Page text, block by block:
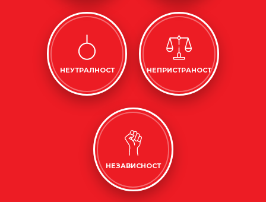
НЕУТРАЛНОСТ НЕПРИСТРАНОСТ
НЕЗАВИСНОСТ